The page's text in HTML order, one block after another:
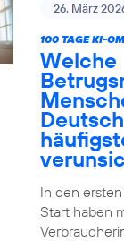
26. März
100 TAGE KI-
Welche
In den
Start haben